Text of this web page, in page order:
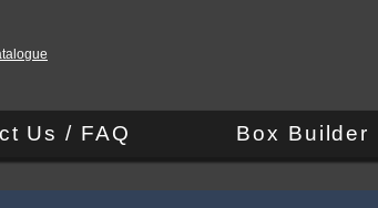
Us / FAQ Box Builder